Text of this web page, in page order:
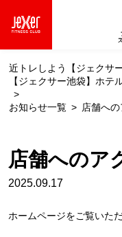
近トレしよう【ジェクサー
【ジェクサー池袋】ホテ
お知らせ一覧 店舗へ
店舗へのア
2025.09.17
ホームページをご覧いた